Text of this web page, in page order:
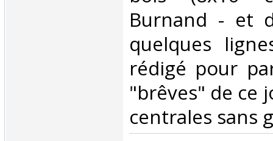
Burnand - et
quelques
rédigé pour
"brêves" de ce
centrales sans